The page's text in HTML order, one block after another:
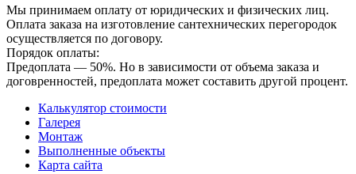
Мы принимаем оплату от юридических и физических лиц.
Оплата заказа на изготовление сантехнических перегородок
осуществляется по договору.
Порядок оплаты:
Предоплата — 50%. Но в зависимости от объема заказа и
договренностей, предоплата может составить другой процент.
Калькулятор стоимости
Галерея
Монтаж
Выполненные объекты
Карта сайта